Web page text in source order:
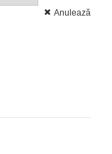
Anulează
- Bucate Vegane,